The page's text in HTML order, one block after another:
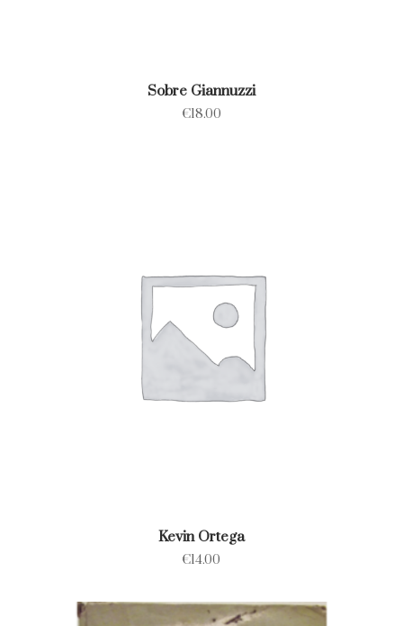
Sobre Giannuzzi
€18.00
Kevin Ortega
€14.00